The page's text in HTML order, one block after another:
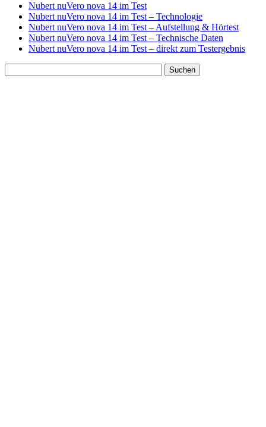
Nubert nuVero nova 14 im Test
Nubert nuVero nova 14 im Test – Technologie
Nubert nuVero nova 14 im Test – Aufstellung & Hörtest
Nubert nuVero nova 14 im Test – Technische Daten
Nubert nuVero nova 14 im Test – direkt zum Testergebnis